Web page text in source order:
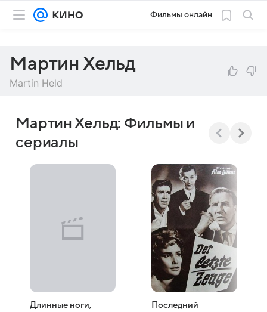
Фильмы онлайн
Мартин Хельд
Martin Held
Мартин Хельд: Фильмы и
сериалы
Длинные ноги,
Последний